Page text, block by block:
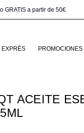
GRATIS a partir de 50€
EXPRÉS PROMOCIONES
ACEITE